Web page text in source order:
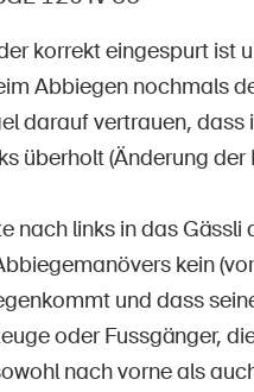
korrekt eingespurt ist
Abbiegen nochmals
darauf vertrauen, dass
überholt (Änderung der
nach links in das
kein
und dass
oder Fussgänger,
nach vorne als